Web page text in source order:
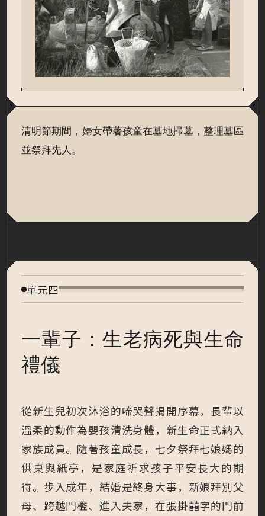
清明節期間，婦女帶著孩童在墓地掃墓，整理墓區
並祭拜先人。
單元四
一輩子：生老病死與生命
禮儀
從新生兒初次沐浴的啼哭聲揭開序幕，長輩以
溫柔的動作為嬰孩清洗身體，新生命正式納入
家族成員。隨著孩童成長，七夕祭拜七娘媽的
供桌與紙亭，是家庭祈求孩子平安長大的期
待。步入成年，結婚是終身大事，新娘拜別父
母、跨越門檻、進入夫家，在張掛囍字的門前